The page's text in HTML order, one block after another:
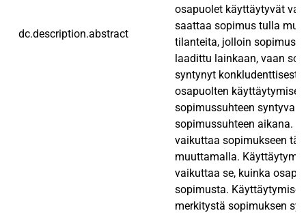
dc.description.abstract
osapuolet käyttäytyvät
saattaa sopimus tulla
tilanteita, jolloin
laadittu lainkaan, vaan
syntynyt konkludenttisesti.
osapuolten
sopimussuhteen
sopimussuhteen aikana.
vaikuttaa sopimukseen
muuttamalla.
vaikuttaa se, kuinka
sopimusta.
merkitystä sopimuksen